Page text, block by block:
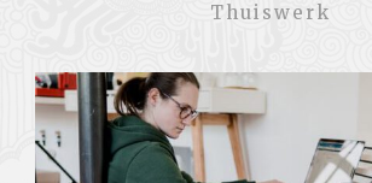
Thuiswerk